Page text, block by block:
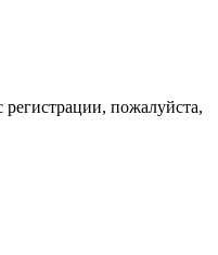
пожалуйста,